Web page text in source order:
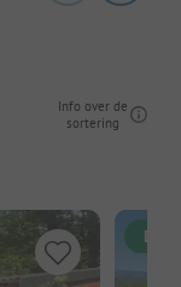
Info over de
sortering